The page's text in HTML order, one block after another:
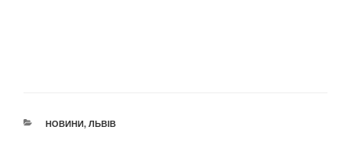
КАТЕГОРІЇ
НОВИНИ, ЛЬВІВ